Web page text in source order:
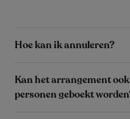
Hoe kan ik annuleren?
Kan het arrangement
personen geboekt